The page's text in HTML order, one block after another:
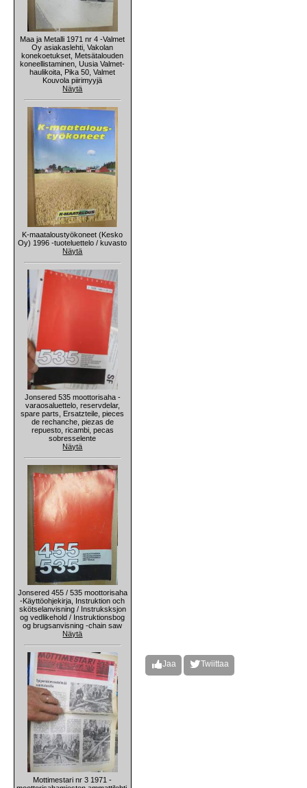
Maa ja Metalli 1971 nr 4 -Valmet
Oy asiakaslehti, Vakolan
konekoetukset, Metsätalouden
koneellistaminen, Uusia Valmet-
haulikoita, Pika 50, Valmet
Kouvola piirimyyjä
Näytä
K-maataloustyökoneet (Kesko
Oy) 1996 -tuoteluettelo / kuvasto
Näytä
Jonsered 535 moottorisaha -
varaosaluettelo, reservdelar,
spare parts, Ersatzteile, pieces
de rechanche, piezas de
repuesto, ricambi, pecas
sobresselente
Näytä
Jonsered 455 / 535 moottorisaha
-Käyttöohjekirja, Instruktion och
skötselanvisning / Instruksksjon
og vedlikehold / Instruktionsbog
og brugsanvisning -chain saw
Näytä
Mottimestari nr 3 1971 -
Jaa Twiittaa